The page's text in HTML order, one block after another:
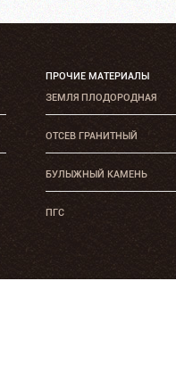
ПРОЧИЕ МАТЕРИАЛЫ
ЗЕМЛЯ ПЛОДОРОДНАЯ
ОТСЕВ ГРАНИТНЫЙ
БУЛЫЖНЫЙ КАМЕНЬ
ПГС